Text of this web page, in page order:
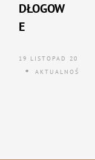
DŁOGOW
E
19 LISTOPAD 2024
AKTUALNOŚCI